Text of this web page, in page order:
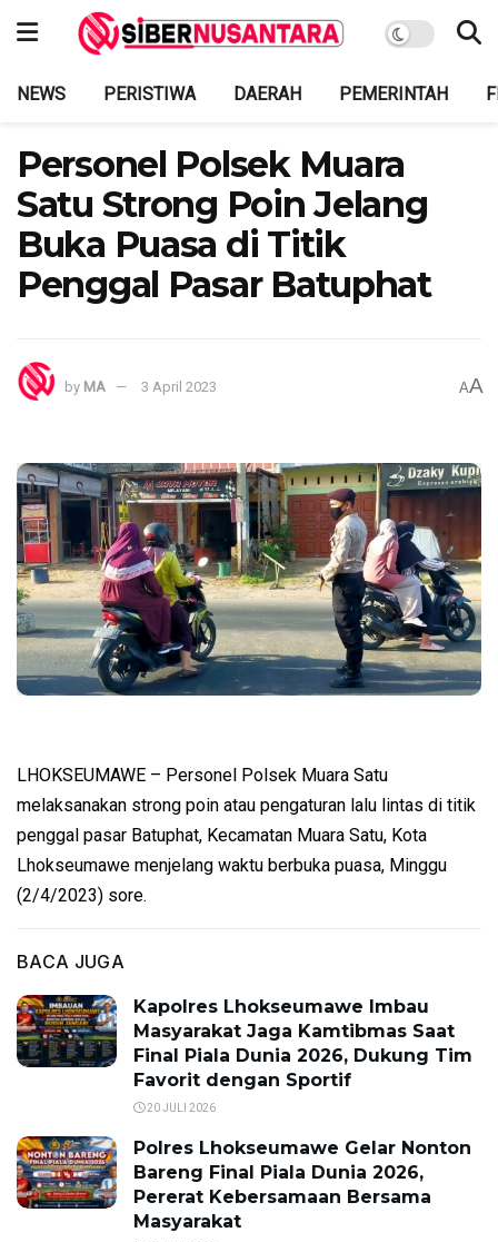
NEWS PERISTIWA DAERAH PEMERINTAH
Personel Polsek Muara
Satu Strong Poin Jelang
Buka Puasa di Titik
Penggal Pasar Batuphat
by MA 3 April 2023 AA
LHOKSEUMAWE – Personel Polsek Muara Satu
melaksanakan strong poin atau pengaturan lalu lintas di titik
penggal pasar Batuphat, Kecamatan Muara Satu, Kota
Lhokseumawe menjelang waktu berbuka puasa, Minggu
(2/4/2023) sore.
BACA JUGA
Kapolres Lhokseumawe Imbau
Masyarakat Jaga Kamtibmas Saat
Final Piala Dunia 2026, Dukung Tim
Favorit dengan Sportif
20 JULI 2026
Polres Lhokseumawe Gelar Nonton
Bareng Final Piala Dunia 2026,
Pererat Kebersamaan Bersama
Masyarakat